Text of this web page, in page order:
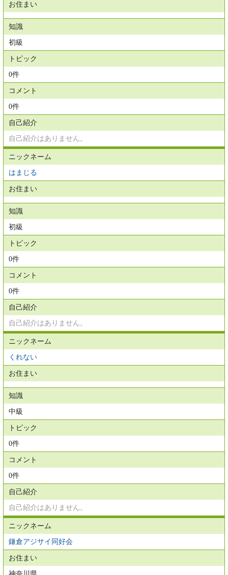
お住まい
知識
初級
トピック
0件
コメント
0件
自己紹介
自己紹介はありません。
ニックネーム
はまじる
お住まい
知識
初級
トピック
0件
コメント
0件
自己紹介
自己紹介はありません。
ニックネーム
くれない
お住まい
知識
中級
トピック
0件
コメント
0件
自己紹介
自己紹介はありません。
ニックネーム
鎌倉アジサイ同好会
お住まい